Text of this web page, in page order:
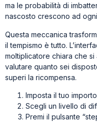
ma le probabilità di
nascosto crescono ad
Questa meccanica
il tempismo è tutto.
moltiplicatore chiara che
valutare quanto sei
superi la ricompensa.
Imposta il tuo
Scegli un livello di
Premi il pulsante